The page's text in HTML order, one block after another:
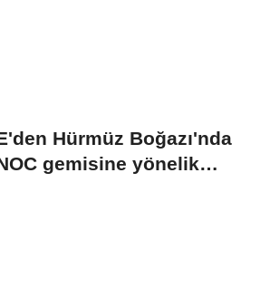
Hürmüz Boğazı'nda
gemisine yönelik